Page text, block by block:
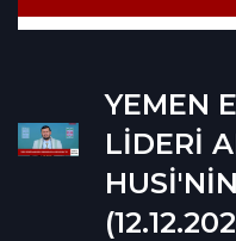
YEMEN
LİDERİ